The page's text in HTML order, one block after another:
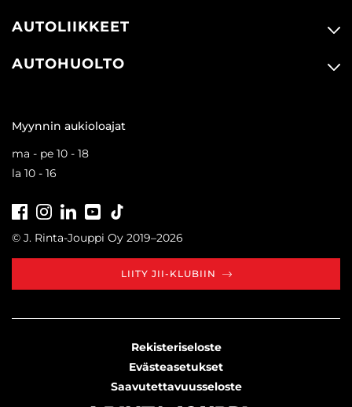
AUTOLIIKKEET
AUTOHUOLTO
Myynnin aukioloajat
ma - pe 10 - 18
la 10 - 16
FacebookInstagramLinkedInYoutube
© J. Rinta-Jouppi Oy 2019–2026
LIITY JII-KLUBIIN
Rekisteriseloste
Evästeasetukset
Saavutettavuusseloste